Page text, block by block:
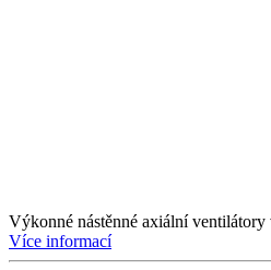
Výkonné nástěnné axiální
Více informací